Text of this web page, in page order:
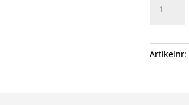
MR300
Artikelnr: